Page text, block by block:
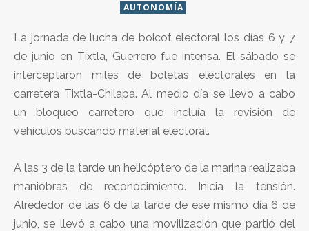
AUTONOMÍA
La jornada de lucha de boicot electoral los días 6 y 7
de junio en Tixtla, Guerrero fue intensa. El sábado se
interceptaron miles de boletas electorales en la
carretera Tixtla-Chilapa. Al medio día se llevo a cabo
un bloqueo carretero que incluía la revisión de
vehículos buscando material electoral.
A las 3 de la tarde un helicóptero de la marina realizaba
maniobras de reconocimiento. Inicia la tensión.
Alrededor de las 6 de la tarde de ese mismo día 6 de
junio, se llevó a cabo una movilización que partió del